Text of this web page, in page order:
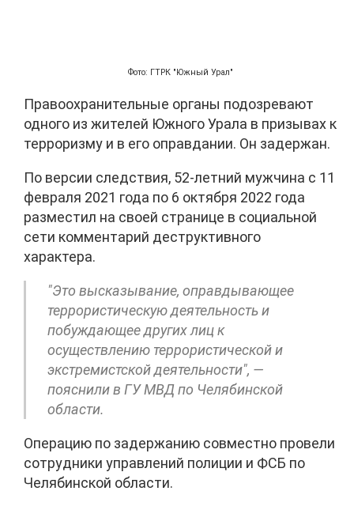
Фото: ГТРК "Южный Урал"
Правоохранительные органы подозревают
одного из жителей Южного Урала в призывах к
терроризму и в его оправдании. Он задержан.
По версии следствия, 52-летний мужчина с 11
февраля 2021 года по 6 октября 2022 года
разместил на своей странице в социальной
сети комментарий деструктивного
характера.
"Это высказывание, оправдывающее
террористическую деятельность и
побуждающее других лиц к
осуществлению террористической и
экстремистской деятельности", —
пояснили в ГУ МВД по Челябинской
области.
Операцию по задержанию совместно провели
сотрудники управлений полиции и ФСБ по
Челябинской области.